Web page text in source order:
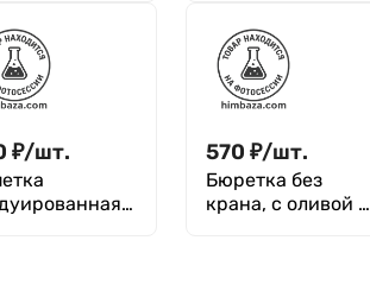
Цилиндр 3-25-2
(Алкомплект)
₽/шт. 570 ₽/шт.
Бюретка без
крана, с оливой 1-